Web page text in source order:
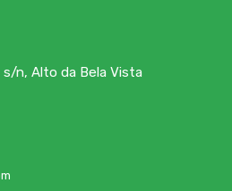
s/n, Alto da Bela Vista